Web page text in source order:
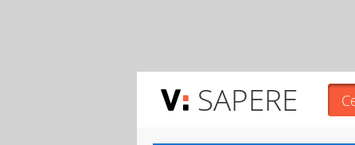
SAPERE